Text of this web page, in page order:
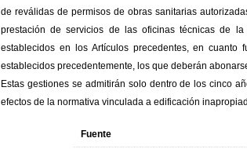
de reválidas de permisos de obras sanitarias
prestación de servicios de las oficinas técnicas de
establecidos en los Artículos precedentes, en
establecidos precedentemente, los que deberán
Estas gestiones se admitirán solo dentro de los cinco
efectos de la normativa vinculada a edificación
Fuente